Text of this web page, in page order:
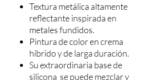
Textura metálica altamente
reflectante inspirada en
metales fundidos.
Pintura de color en crema
híbrido y de larga duración.
Su extraordinaria base de
silicona se puede mezclar y